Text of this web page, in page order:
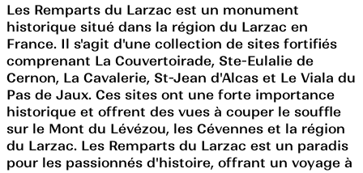
Les Remparts du Larzac est un monument
historique situé dans la région du Larzac en
France. Il s'agit d'une collection de sites fortifiés
comprenant La Couvertoirade, Ste-Eulalie de
Cernon, La Cavalerie, St-Jean d'Alcas et Le Viala du
Pas de Jaux. Ces sites ont une forte importance
historique et offrent des vues à couper le souffle
sur le Mont du Lévézou, les Cévennes et la région
du Larzac. Les Remparts du Larzac est un paradis
pour les passionnés d'histoire, offrant un voyage à